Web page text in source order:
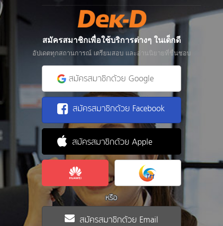
สมัครสมาชิกเพื่อใช้บริการต่างๆ ในเด็กดี
อัปเดตทุกสถานการณ์ เตรียมสอบ และอ่านนิยายที่ชื่นชอบ
สมัครสมาชิกด้วย Google
สมัครสมาชิกด้วย Facebook
สมัครสมาชิกด้วย Apple
หรือ
สมัครสมาชิกด้วย Email